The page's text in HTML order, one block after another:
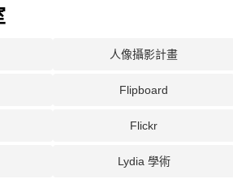
人像攝影計畫
Flipboard
Flickr
Lydia 學術